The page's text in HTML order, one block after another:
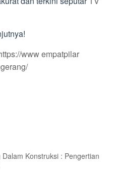
www empatpilar
Konstruksi : Pengertian